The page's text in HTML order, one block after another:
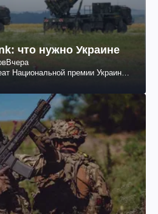
что нужно Украине
Вчера
Национальной премии Украины